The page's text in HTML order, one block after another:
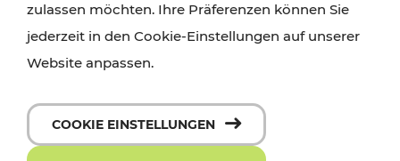
zulassen möchten. Ihre Präferenzen können Sie
jederzeit in den Cookie-Einstellungen auf unserer
Website anpassen.
COOKIE EINSTELLUNGEN